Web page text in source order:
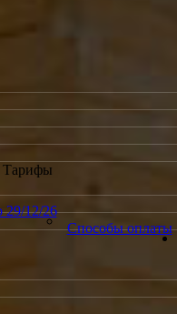
Тарифы
29/12/26
Способы оплаты